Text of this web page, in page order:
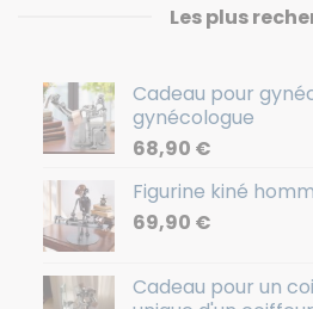
Les plus
Cadeau pour
gynécologue
68,90 €
Figurine kiné
69,90 €
Cadeau pour un